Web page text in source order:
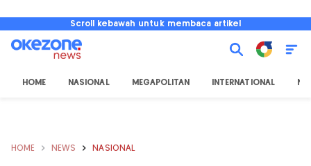
Scroll kebawah untuk membaca artikel
HOME NASIONAL MEGAPOLITAN INTERNATIONAL
HOME NEWS NASIONAL